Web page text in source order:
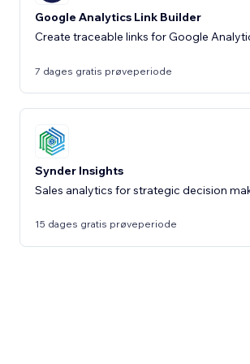
Google Analytics Link Builder
Create traceable links for Google
7 dages gratis prøveperiode
Synder Insights
Sales analytics for strategic decision
15 dages gratis prøveperiode